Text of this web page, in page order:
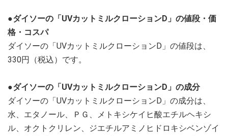
●ダイソーの「UVカットミルクローションD」の値段・価
格・コスパ
ダイソーの「UVカットミルクローションD」の値段は、
330円（税込）です。
●ダイソーの「UVカットミルクローションD」の成分
ダイソーの「UVカットミルクローションD」の成分は、
水、エタノール、ＰＧ、メトキシケイヒ酸エチルヘキシ
ル、オクトクリレン、ジエチルアミノヒドロキシベンゾイ